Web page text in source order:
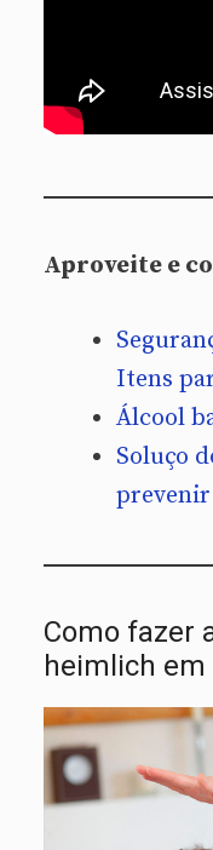
Aproveite e
Itens
Álcool
Soluço
prevenir
Como fazer
heimlich em